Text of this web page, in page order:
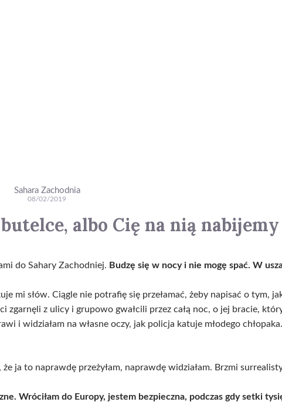
Sahara Zachodnia
08/02/2019
albo Cię na nią nabijemy
do Sahary Zachodniej. Budzę się w nocy i nie mogę spać. W
mi słów. Ciągle nie potrafię się przełamać, żeby napisać o tym,
z ulicy i grupowo gwałcili przez całą noc, o jej bracie,
i widziałam na własne oczy, jak policja katuje młodego chłopaka.
ja to naprawdę przeżyłam, naprawdę widziałam. Brzmi
Wróciłam do Europy, jestem bezpieczna, podczas gdy setki